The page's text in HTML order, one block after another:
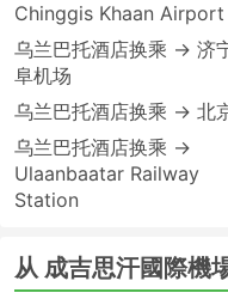
Chinggis Khaan Airport
乌兰巴托酒店换乘 → 济
阜机场
乌兰巴托酒店换乘 → 北
乌兰巴托酒店换乘 →
Ulaanbaatar Railway
Station
从 成吉思汗國際機